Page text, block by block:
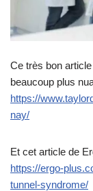
Ce très bon
beaucoup plus
https://
nay/
Et cet article de
https://ergo-
tunnel-syndrome/